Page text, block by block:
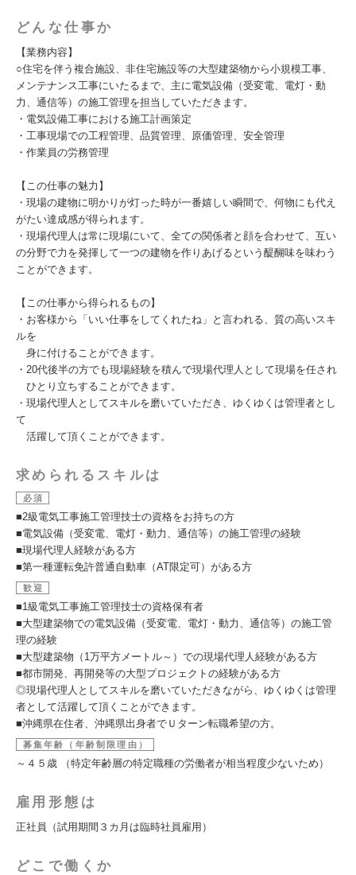
どんな仕事か
【業務内容】
○住宅を伴う複合施設、非住宅施設等の大型建築物から小規模工事、
メンテナンス工事にいたるまで、主に電気設備（受変電、電灯・動
力、通信等）の施工管理を担当していただきます。
・電気設備工事における施工計画策定
・工事現場での工程管理、品質管理、原価管理、安全管理
・作業員の労務管理
【この仕事の魅力】
・現場の建物に明かりが灯った時が一番嬉しい瞬間で、何物にも代え
がたい達成感が得られます。
・現場代理人は常に現場にいて、全ての関係者と顔を合わせて、互い
の分野で力を発揮して一つの建物を作りあげるという醍醐味を味わう
ことができます。
【この仕事から得られるもの】
・お客様から「いい仕事をしてくれたね」と言われる、質の高いスキ
ルを
身に付けることができます。
・20代後半の方でも現場経験を積んで現場代理人として現場を任され
ひとり立ちすることができます。
・現場代理人としてスキルを磨いていただき、ゆくゆくは管理者とし
て
活躍して頂くことができます。
求められるスキルは
必須
■2級電気工事施工管理技士の資格をお持ちの方
■電気設備（受変電、電灯・動力、通信等）の施工管理の経験
■現場代理人経験がある方
■第一種運転免許普通自動車（AT限定可）がある方
歓迎
■1級電気工事施工管理技士の資格保有者
■大型建築物での電気設備（受変電、電灯・動力、通信等）の施工管
理の経験
■大型建築物（1万平方メートル～）での現場代理人経験がある方
■都市開発、再開発等の大型プロジェクトの経験がある方
◎現場代理人としてスキルを磨いていただきながら、ゆくゆくは管理
者として活躍して頂くことができます。
■沖縄県在住者、沖縄県出身者でＵターン転職希望の方。
募集年齢（年齢制限理由）
～４５歳 （特定年齢層の特定職種の労働者が相当程度少ないため）
雇用形態は
正社員（試用期間３カ月は臨時社員雇用）
どこで働くか